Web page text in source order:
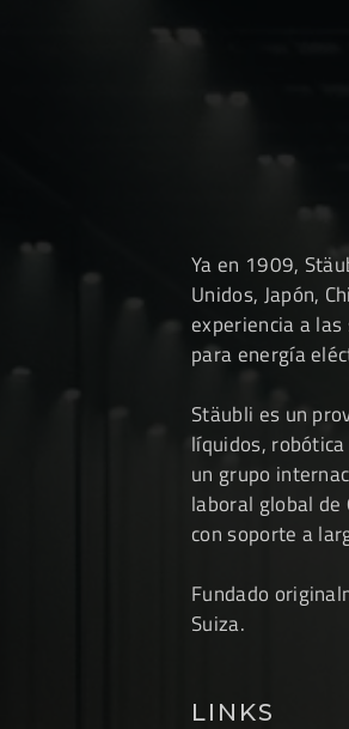
Ya en 1909,
Unidos, Japón,
experiencia a
para energía
Stäubli es un
líquidos,
un grupo
laboral global
con soporte a
Fundado
Suiza.
LINKS